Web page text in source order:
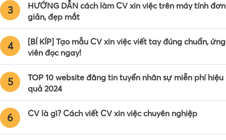
3
HƯỚNG DẪN cách làm CV xin việc trên máy tính đơn
giản, đẹp mắt
4
[BÍ KÍP] Tạo mẫu CV xin việc viết tay đúng chuẩn, ứng
viên đọc ngay!
5
TOP 10 website đăng tin tuyển nhân sự miễn phí hiệu
quả 2024
6 CV là gì? Cách viết CV xin việc chuyên nghiệp